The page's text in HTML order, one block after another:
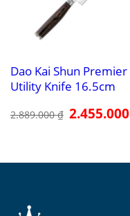
Dao Kai Shun Premier
Utility Knife 16.5cm
2.889.000₫ Giá
gốc
2.455.000